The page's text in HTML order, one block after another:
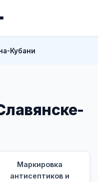
Кубани
Маркировка
антисептиков и